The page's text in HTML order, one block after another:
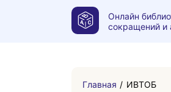
Онлайн
сокращений и
Главная ИВТОБ